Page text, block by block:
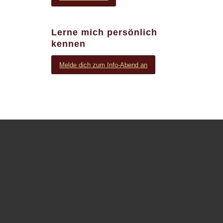
Lerne mich persönlich
kennen
Melde dich zum Info-Abend an